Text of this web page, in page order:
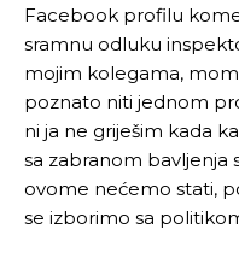
Facebook profilu
sramnu odluku
mojim kolegama,
poznato niti jednom
ni ja ne griješim kada
sa zabranom bavljenja
ovome nećemo stati,
se izborimo sa